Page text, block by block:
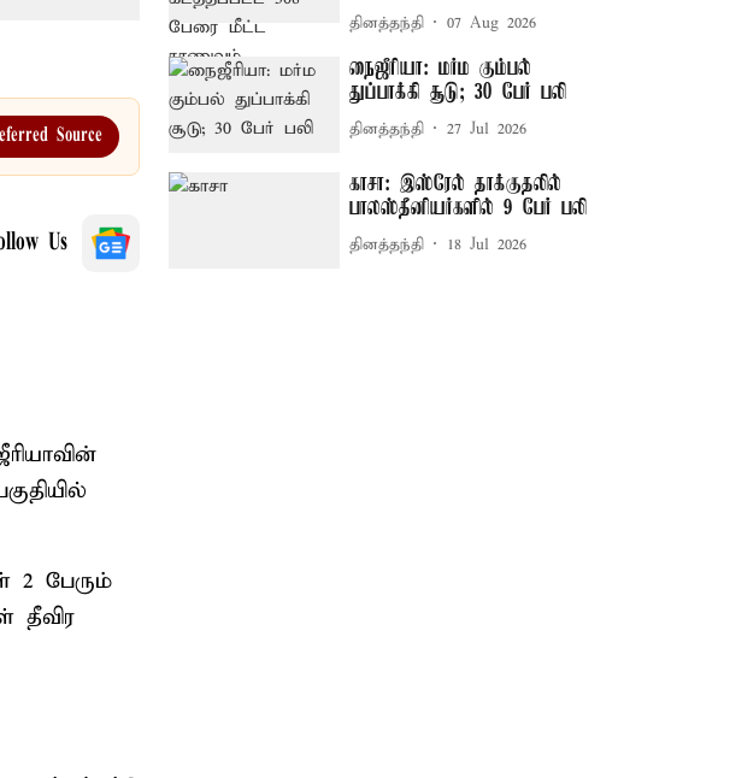
Source
Us
2 பேரும்
தீவிர
தினத்தந்தி 07 Aug 2026
நைஜீரியா: மர்ம கும்பல்
துப்பாக்கி சூடு; 30 பேர் பலி
தினத்தந்தி 27 Jul 2026
காசா: இஸ்ரேல் தாக்குதலில்
பாலஸ்தீனியர்களில் 9 பேர் பலி
தினத்தந்தி 18 Jul 2026